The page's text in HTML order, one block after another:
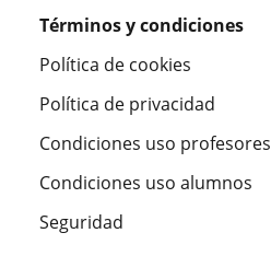
Términos y condiciones
Política de cookies
Política de privacidad
Condiciones uso profesores
Condiciones uso alumnos
Seguridad